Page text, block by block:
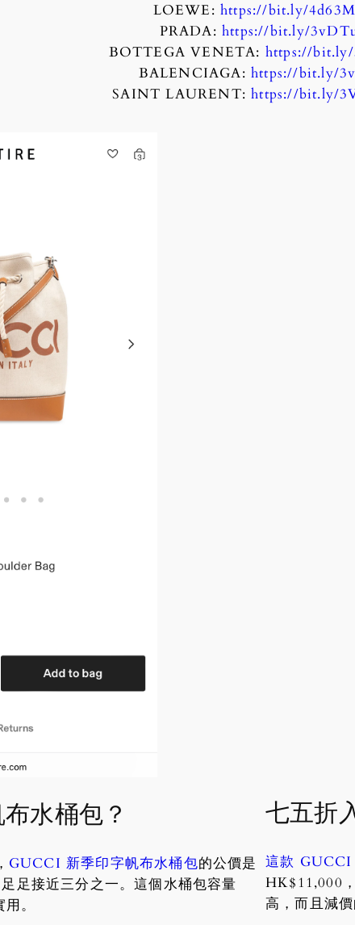
LOEWE: https://bit.ly/
PRADA: https://bit.ly/
BOTTEGA VENETA: https://
BALENCIAGA: https://bit.ly/
SAINT LAURENT:https://bit.ly/
水桶包？
GUCCI 新季印字帆布水桶包的公價是
足接近三分之一。這個水桶包容量
。
七五折
這款
HK$11,000
高，而且減